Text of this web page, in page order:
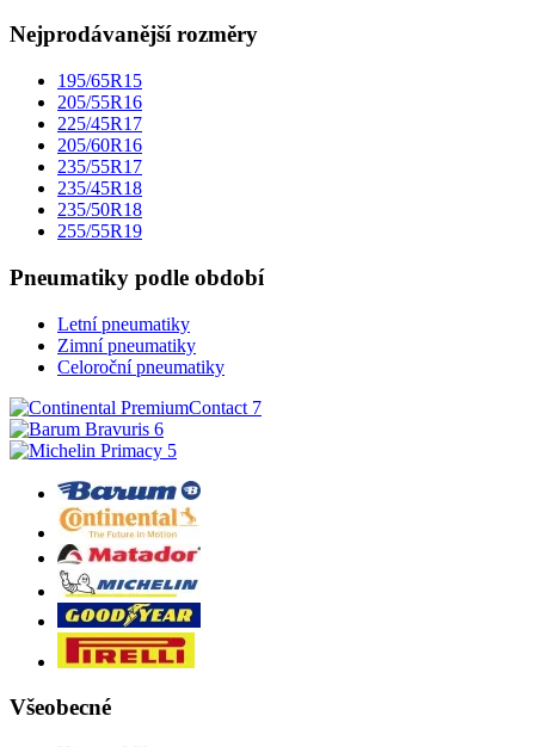
Nejprodávanější rozměry
195/65R15
205/55R16
225/45R17
205/60R16
235/55R17
235/45R18
235/50R18
255/55R19
Pneumatiky podle období
Letní pneumatiky
Zimní pneumatiky
Celoroční pneumatiky
Všeobecné